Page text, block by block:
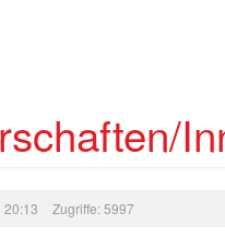
20:13 Zugriffe: 5997